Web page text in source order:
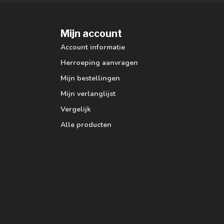
Mijn account
Account informatie
Herroeping aanvragen
Mijn bestellingen
Mijn verlanglijst
Vergelijk
Alle producten